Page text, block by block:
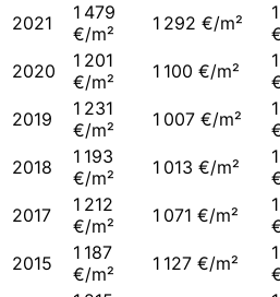
2021
1 479
€/m²
1 292 €/m²
2020
1 201
€/m²
1 100 €/m²
2019
1 231
€/m²
1 007 €/m²
2018
1 193
€/m²
1 013 €/m²
2017
1 212
€/m²
1 071 €/m²
2015
1 187
€/m²
1 127 €/m²